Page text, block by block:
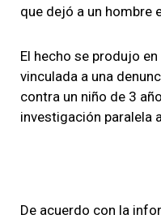
que dejó a un hombre
El hecho se produjo
vinculada a una
contra un niño de 3
investigación paralela
De acuerdo con la